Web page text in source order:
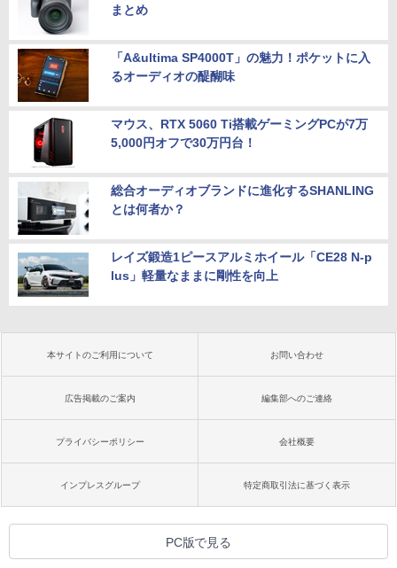
まとめ
「A&ultima SP4000T」の魅力！ポケットに入
るオーディオの醍醐味
マウス、RTX 5060 Ti搭載ゲーミングPCが7万
5,000円オフで30万円台！
総合オーディオブランドに進化するSHANLING
とは何者か？
レイズ鍛造1ピースアルミホイール「CE28 N-p
lus」軽量なままに剛性を向上
本サイトのご利用について お問い合わせ
広告掲載のご案内 編集部へのご連絡
プライバシーポリシー 会社概要
インプレスグループ 特定商取引法に基づく表示
PC版で見る